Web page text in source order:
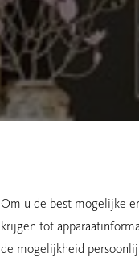
Om u de best mogelijke
krijgen tot
de mogelijkheid